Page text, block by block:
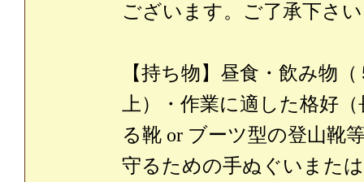
ございます。ご了承下さ
【持ち物】昼食・飲み物
上）・作業に適した格好
る靴 or ブーツ型の登山靴
守るための手ぬぐいまた